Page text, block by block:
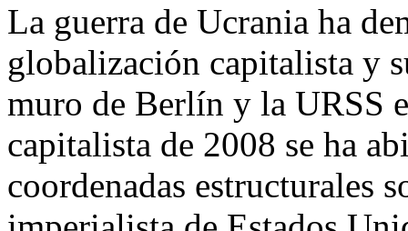
La guerra de Ucrania ha
globalización capitalista y
muro de Berlín y la URSS
capitalista de 2008 se ha
coordenadas estructurales